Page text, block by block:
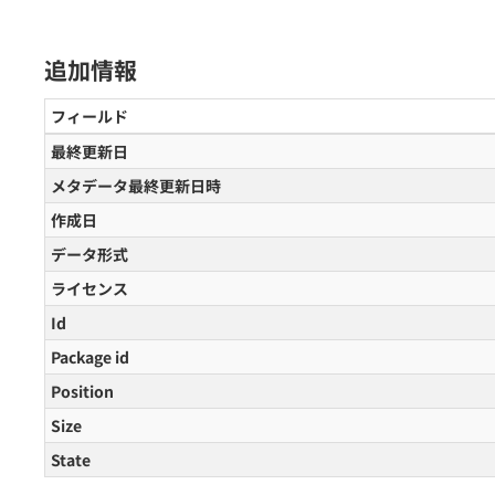
追加情報
フィールド
最終更新日
メタデータ最終更新日時
作成日
データ形式
ライセンス
Id
Package id
Position
Size
State